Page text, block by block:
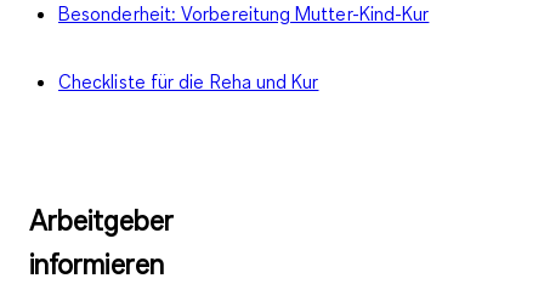
Besonderheit: Vorbereitung Mutter-Kind-Kur
Checkliste für die Reha und Kur
Arbeitgeber
informieren